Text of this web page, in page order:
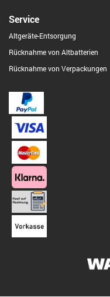
Service
Altgeräte-Entsorgung
Rücknahme von Altbatterien
Rücknahme von Verpackungen